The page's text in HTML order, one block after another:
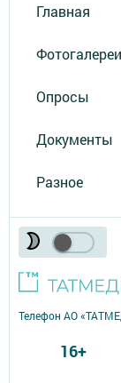
Главная
Фотогалереи
Опросы
Документы
Разное
Телефон АО
16+